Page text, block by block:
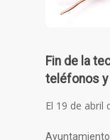
Fin de la
teléfonos y
El 19 de abril
Ayuntamiento